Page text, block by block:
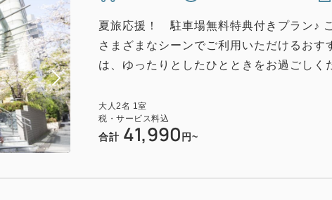
夏旅応援！ 駐車場無料特典付きプラン♪
さまざまなシーンでご利用いただけるお
は、ゆったりとしたひとときをお過ごし
大人2名 1室
税・サービス料込
合計 41,990 円~